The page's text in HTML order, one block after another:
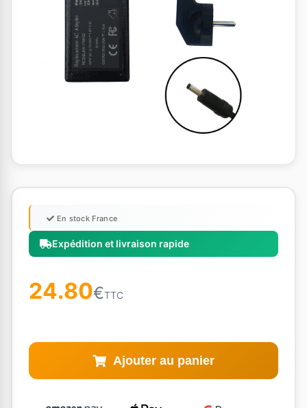
Expédition et livraison rapide
En stock France
24.80€TTC
Ajouter au panier